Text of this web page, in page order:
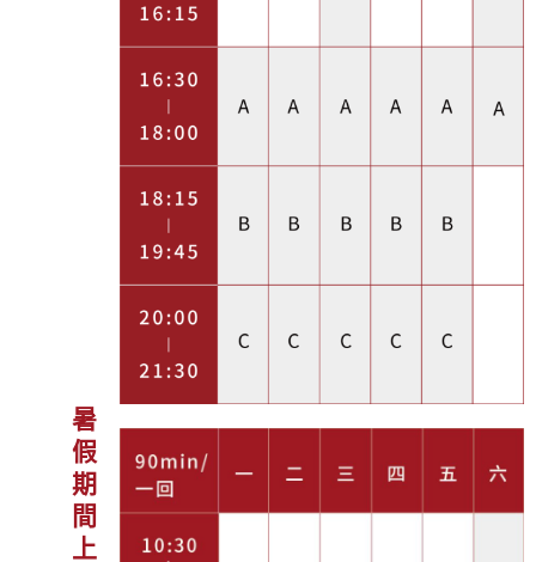
暑假期間上課時段